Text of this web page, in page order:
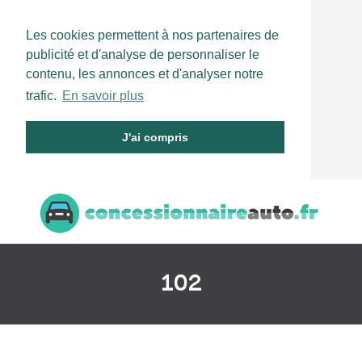
Les cookies permettent à nos partenaires de
publicité et d'analyse de personnaliser le
contenu, les annonces et d'analyser notre
trafic. En savoir plus
J'ai compris
102